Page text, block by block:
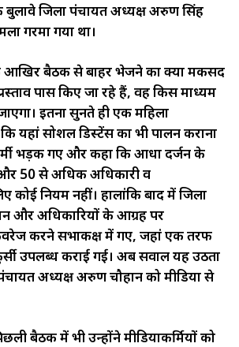
बुलावे जिला पंचायत अध्यक्ष अरुण सिंह
गरमा गया था।
आखिर बैठक से बाहर भेजने का क्या मकसद
पास किए जा रहे हैं, वह किस माध्यम
इतना सुनते ही एक महिला
यहां सोशल डिस्टेंस का भी पालन कराना
भड़क गए और कहा कि आधा दर्जन के
50 से अधिक अधिकारी व
कोई नियम नहीं। हालांकि बाद में जिला
और अधिकारियों के आग्रह पर
करने सभाकक्ष में गए, जहां एक तरफ
उपलब्ध कराई गई। अब सवाल यह उठता
अध्यक्ष अरुण चौहान को मीडिया से
बैठक में भी उन्होंने मीडियाकर्मियों को